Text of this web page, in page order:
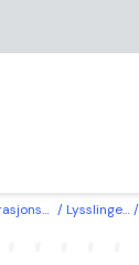
Lysslinger & lysnett